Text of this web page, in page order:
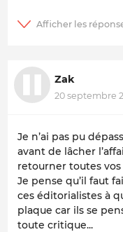
Zak
20 septembre
Je n’ai pas pu
avant de lâcher
retourner toutes
Je pense qu’il faut
ces éditorialistes à
plaque car ils se
toute critique...